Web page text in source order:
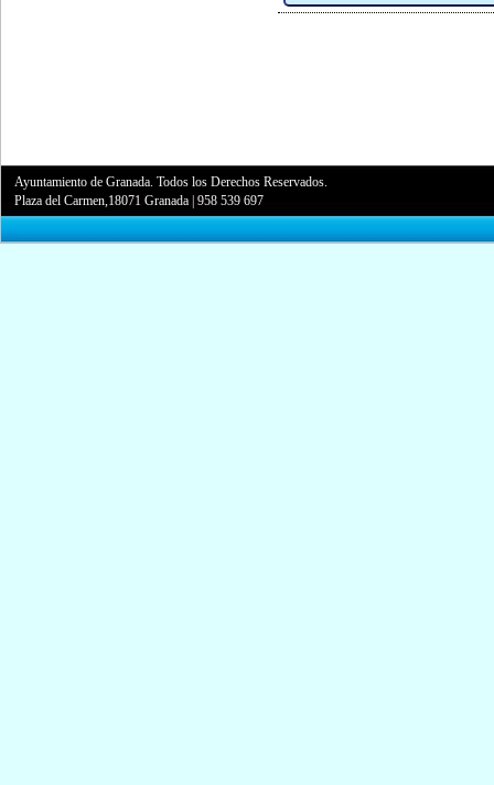
Ayuntamiento de Granada. Todos los Derechos Reservados.
Plaza del Carmen,18071 Granada |958 539 697